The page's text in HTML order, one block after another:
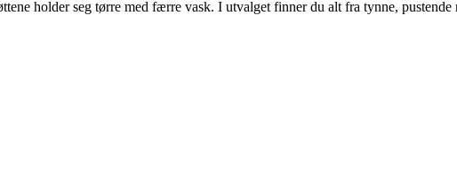
holder seg tørre med færre vask. I utvalget finner du alt fra tynne,